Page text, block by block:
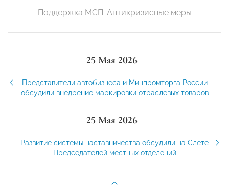
Поддержка МСП. Антикризисные меры
25 Мая 2026
Представители автобизнеса и Минпромторга России
обсудили внедрение маркировки отраслевых товаров
25 Мая 2026
Развитие системы наставничества обсудили на Слете
Председателей местных отделений